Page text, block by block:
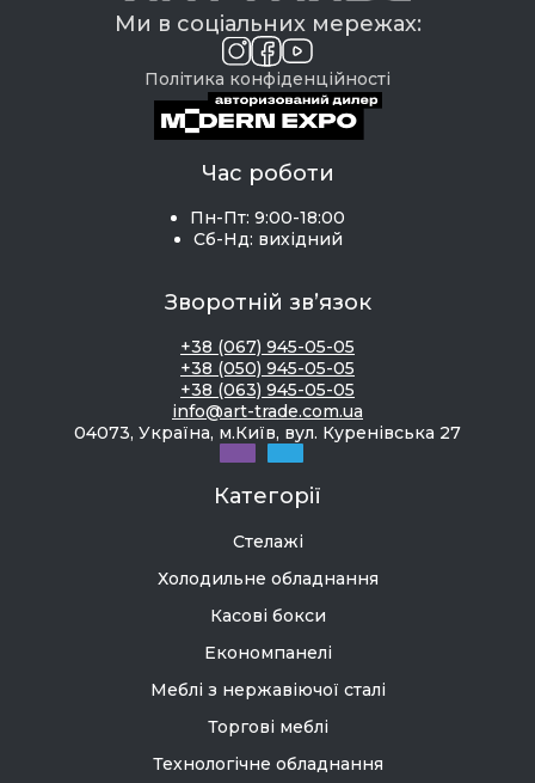
Ми в соціальних мережах:
Політика конфіденційності
Час роботи
Пн-Пт: 9:00-18:00
Сб-Нд: вихідний
Зворотній зв’язок
+38 (067) 945-05-05
+38 (050) 945-05-05
+38 (063) 945-05-05
info@art-trade.com.ua
04073, Україна, м.Київ, вул. Куренівська 27
Категорії
Стелажі
Холодильне обладнання
Касові бокси
Економпанелі
Меблі з нержавіючої сталі
Торгові меблі
Технологічне обладнання